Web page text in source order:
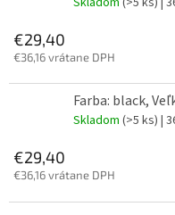
€29,40
€36,16 vrátane DPH
Farba: black,
Skladom (>5 ks) |
€29,40
€36,16 vrátane DPH